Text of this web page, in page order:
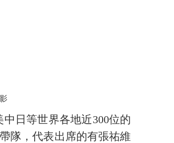
日等世界各地近300位的
隊，代表出席的有張祐維